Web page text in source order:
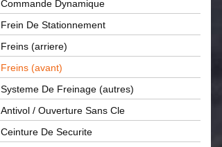
Commande Dynamique
Frein De Stationnement
Freins (arriere)
Freins (avant)
Systeme De Freinage (autres)
Antivol / Ouverture Sans Cle
Ceinture De Securite